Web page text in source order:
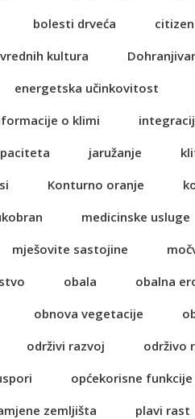
bolesti drveća
kultura
energetska učinkovitost
o klimi
jaružanje
Konturno oranje
medicinske usluge
mješovite sastojine
obala obalna
obnova vegetacije
održivi razvoj održivo
općekorisne funkcije
zemljišta plavi rast